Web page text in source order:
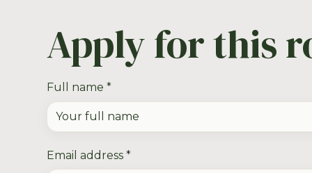
Apply for this
Full name *
Email address *